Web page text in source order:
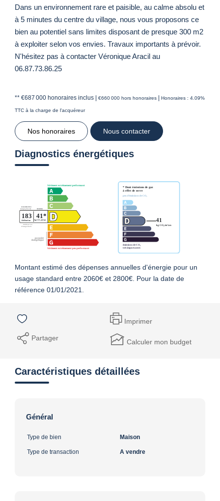
Dans un environnement rare et paisible, au calme absolu et
à 5 minutes du centre du village, nous vous proposons ce
bien au potentiel sans limites disposant de presque 300 m2
à exploiter selon vos envies. Travaux importants à prévoir.
N'hésitez pas à contacter Véronique Aracil au
06.87.73.86.25
** €687 000 honoraires inclus | €660 000 hors honoraires | Honoraires : 4.09%
TTC à la charge de l'acquéreur
Nos honoraires Nous contacter
Diagnostics énergétiques
Montant estimé des dépenses annuelles d'énergie pour un
usage standard entre 2060€ et 2800€. Pour la date de
référence 01/01/2021.
Imprimer
Partager Calculer mon budget
Caractéristiques détaillées
Général
Type de bien Maison
Type de transaction A vendre